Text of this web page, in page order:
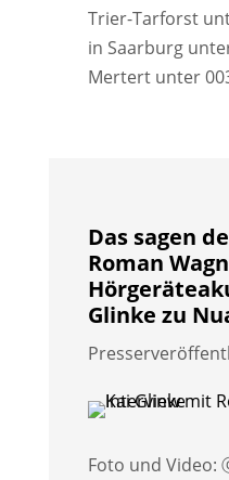
Trier-Tarforst
in Saarburg
Mertert unter
Das sagen
Roman
Glinke zu
Foto und Video: